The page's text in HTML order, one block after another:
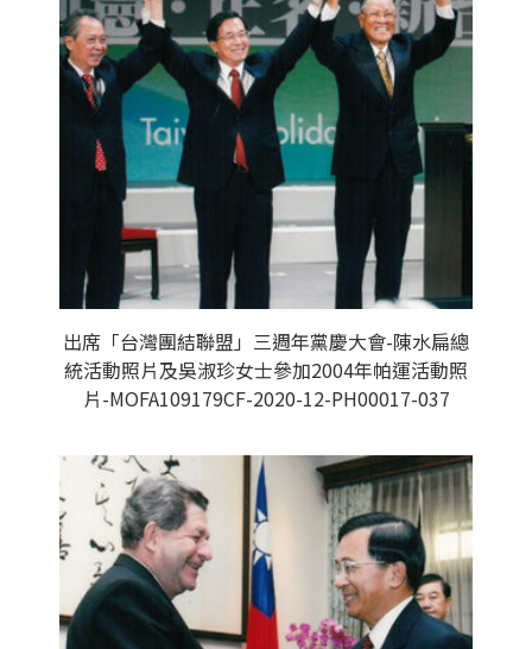
出席「台灣團結聯盟」三週年黨慶大會-陳水扁總
統活動照片及吳淑珍女士參加2004年帕運活動照
片-MOFA109179CF-2020-12-PH00017-037